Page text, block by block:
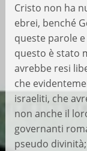
Cristo non ha
ebrei, benché
queste parole
questo è stato
avrebbe resi
che
israeliti, che
non anche il
governanti
pseudo divinità;